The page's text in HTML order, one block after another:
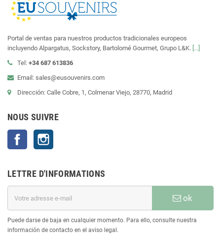
Portal de ventas para nuestros productos tradicionales europeos
incluyendo Alpargatus, Sockstory, Bartolomé Gourmet, Grupo L&K. [...]
Tel: +34 687 613836
Email: sales@eusouvenirs.com
Dirección: Calle Cobre, 1, Colmenar Viejo, 28770, Madrid
NOUS SUIVRE
Facebook
LETTRE D'INFORMATIONS
ok
Puede darse de baja en cualquier momento. Para ello, consulte nuestra
información de contacto en el aviso legal.